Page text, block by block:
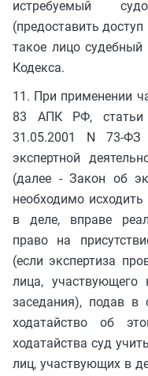
истребуемый
(предоставить
такое лицо
Кодекса.
11. При применении
83 АПК РФ, статьи
31.05.2001 N 73-ФЗ
экспертной
(далее - Закон об
необходимо
в деле, вправе
право на
(если экспертиза
лица,
заседания), подав в
ходатайство об
ходатайства суд
лиц, участвующих в